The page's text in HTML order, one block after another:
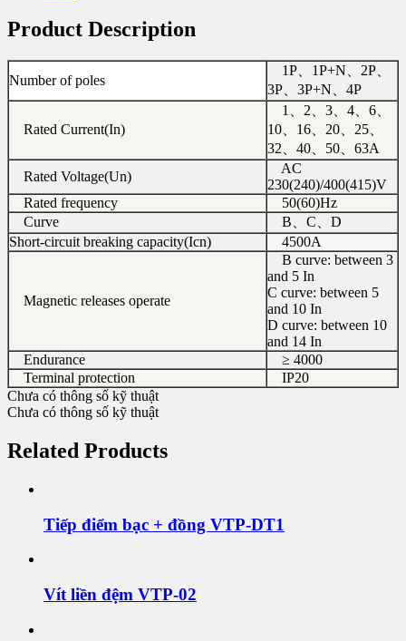
Product Description
Number of poles
1P、1P+N、2P、
3P、3P+N、4P
Rated Current(In)
1、2、3、4、6、
10、16、20、25、
32、40、50、63A
Rated Voltage(Un)
AC
230(240)/400(415)V
Rated frequency
50(60)Hz
Curve
B、C、D
Short-circuit breaking capacity(Icn)
4500A
Magnetic releases operate
B curve: between 3
and 5 In
C curve: between 5
and 10 In
D curve: between 10
and 14 In
Endurance
≥ 4000
Terminal protection
IP20
Chưa có thông số kỹ thuật
Chưa có thông số kỹ thuật
Related Products
Tiếp điểm bạc + đồng VTP-DT1
Vít liền đệm VTP-02